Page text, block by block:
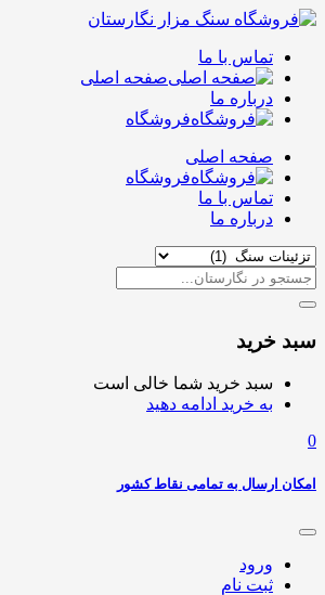
تماس با ما
صفحه اصلی
درباره ما
فروشگاه
صفحه اصلی
فروشگاه
تماس با ما
درباره ما
سبد خرید
سبد خرید شما خالی است
به خرید ادامه دهید
0
امکان ارسال به تمامی نقاط کشور
ورود
ثبت نام